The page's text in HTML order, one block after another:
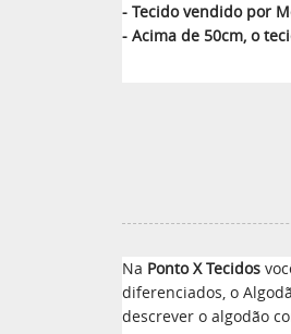
- Tecido vendido por
- Acima de 50cm, o
Na Ponto X Tecidos
diferenciados, o
descrever o algodão